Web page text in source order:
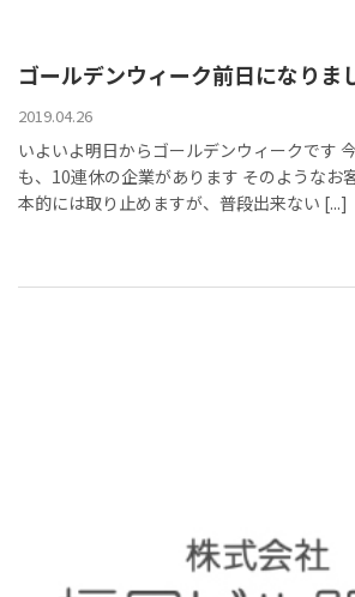
ゴールデンウィーク前日になりま
2019.04.26
いよいよ明日からゴールデンウィークです
も、10連休の企業があります そのようなお
本的には取り止めますが、普段出来ない [...]